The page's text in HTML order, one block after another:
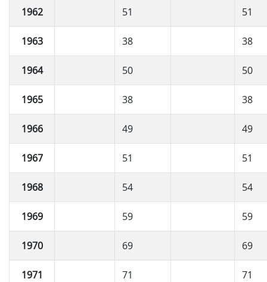
1962 51 51
1963 38 38
1964 50 50
1965 38 38
1966 49 49
1967 51 51
1968 54 54
1969 59 59
1970 69 69
1971 71 71